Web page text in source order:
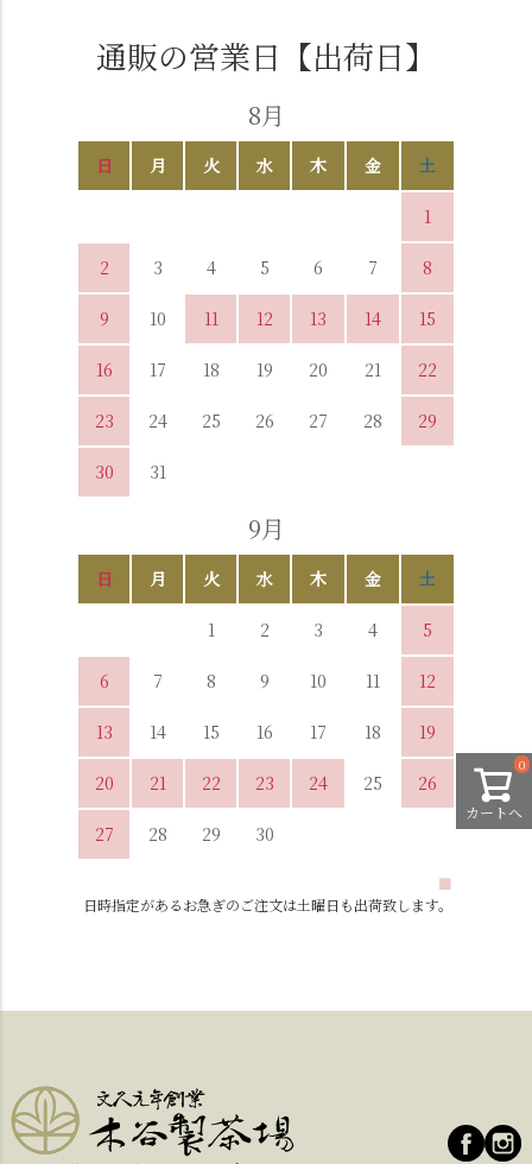
カートへ
0
通販の営業日【出荷日】
8月
日 月 火 水 木 金 土
1
2 3 4 5 6 7 8
9 10 11 12 13 14 15
16 17 18 19 20 21 22
23 24 25 26 27 28 29
30 31
9月
日 月 火 水 木 金 土
1 2 3 4 5
6 7 8 9 10 11 12
13 14 15 16 17 18 19
20 21 22 23 24 25 26
27 28 29 30
■
日時指定があるお急ぎのご注文は土曜日も出荷致します。